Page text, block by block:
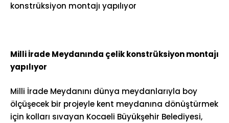
konstrüksiyon montajı yapılıyor
Milli İrade Meydanında çelik konstrüksiyon montajı
yapılıyor
Milli İrade Meydanını dünya meydanlarıyla boy
ölçüşecek bir projeyle kent meydanına dönüştürmek
için kolları sıvayan Kocaeli Büyükşehir Belediyesi,